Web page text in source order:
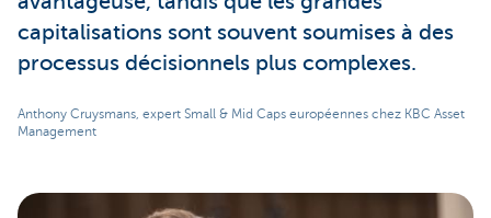
capitalisations sont souvent soumises à des
processus décisionnels plus complexes.
Anthony Cruysmans, expert Small & Mid Caps européennes chez KBC Asset
Management